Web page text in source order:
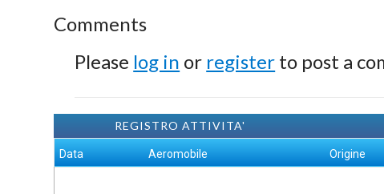
Comments
Please log in or register to post a
REGISTRO ATTIVITA'
Data Aeromobile Origine